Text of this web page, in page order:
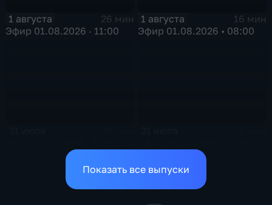
1 августа
26 мин
Эфир 01.08.2026 · 11:00
1 августа
16 мин
Эфир 01.08.2026 • 08:00
Показать все выпуски